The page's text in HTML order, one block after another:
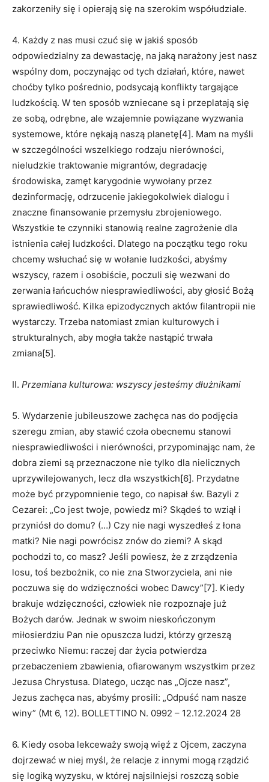
zakorzeniły się i opierają się na szerokim współudziale.
4. Każdy z nas musi czuć się w jakiś sposób
odpowiedzialny za dewastację, na jaką narażony jest nasz
wspólny dom, poczynając od tych działań, które, nawet
choćby tylko pośrednio, podsycają konflikty targające
ludzkością. W ten sposób wzniecane są i przeplatają się
ze sobą, odrębne, ale wzajemnie powiązane wyzwania
systemowe, które nękają naszą planetę[4]. Mam na myśli
w szczególności wszelkiego rodzaju nierówności,
nieludzkie traktowanie migrantów, degradację
środowiska, zamęt karygodnie wywołany przez
dezinformację, odrzucenie jakiegokolwiek dialogu i
znaczne finansowanie przemysłu zbrojeniowego.
Wszystkie te czynniki stanowią realne zagrożenie dla
istnienia całej ludzkości. Dlatego na początku tego roku
chcemy wsłuchać się w wołanie ludzkości, abyśmy
wszyscy, razem i osobiście, poczuli się wezwani do
zerwania łańcuchów niesprawiedliwości, aby głosić Bożą
sprawiedliwość. Kilka epizodycznych aktów filantropii nie
wystarczy. Trzeba natomiast zmian kulturowych i
strukturalnych, aby mogła także nastąpić trwała
zmiana[5].
II. Przemiana kulturowa: wszyscy jesteśmy dłużnikami
5. Wydarzenie jubileuszowe zachęca nas do podjęcia
szeregu zmian, aby stawić czoła obecnemu stanowi
niesprawiedliwości i nierówności, przypominając nam, że
dobra ziemi są przeznaczone nie tylko dla nielicznych
uprzywilejowanych, lecz dla wszystkich[6]. Przydatne
może być przypomnienie tego, co napisał św. Bazyli z
Cezarei: „Co jest twoje, powiedz mi? Skądeś to wziął i
przyniósł do domu? (…) Czy nie nagi wyszedłeś z łona
matki? Nie nagi powrócisz znów do ziemi? A skąd
pochodzi to, co masz? Jeśli powiesz, że z zrządzenia
losu, toś bezbożnik, co nie zna Stworzyciela, ani nie
poczuwa się do wdzięczności wobec Dawcy”[7]. Kiedy
brakuje wdzięczności, człowiek nie rozpoznaje już
Bożych darów. Jednak w swoim nieskończonym
miłosierdziu Pan nie opuszcza ludzi, którzy grzeszą
przeciwko Niemu: raczej dar życia potwierdza
przebaczeniem zbawienia, ofiarowanym wszystkim przez
Jezusa Chrystusa. Dlatego, ucząc nas „Ojcze nasz”,
Jezus zachęca nas, abyśmy prosili: „Odpuść nam nasze
winy” (Mt 6, 12). BOLLETTINO N. 0992 – 12.12.2024 28
6. Kiedy osoba lekceważy swoją więź z Ojcem, zaczyna
dojrzewać w niej myśl, że relacje z innymi mogą rządzić
się logiką wyzysku, w której najsilniejsi roszczą sobie